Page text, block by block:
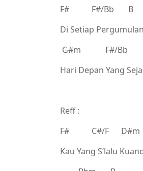
F# F#/Bb B
Di Setiap
G#m F#/
Hari Depan Yang
Reff :
F# C#/F D#m
Kau Yang S’lalu